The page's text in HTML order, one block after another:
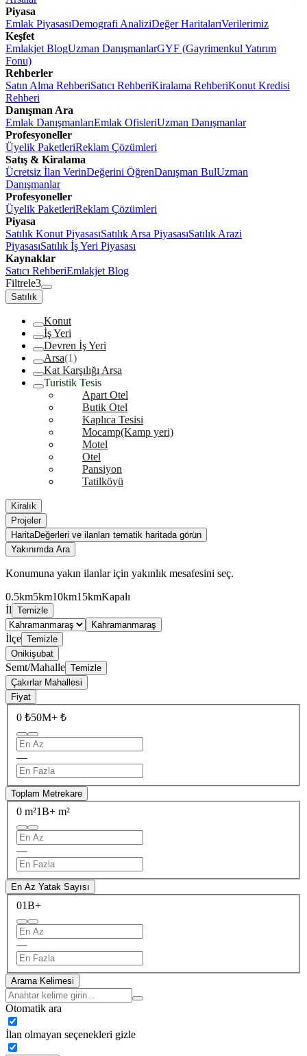
Piyasa
Emlak PiyasasıDemografi AnaliziDeğer HaritalarıVerilerimiz
Keşfet
Emlakjet BlogUzman DanışmanlarGYF (Gayrimenkul Yatırım
Fonu)
Rehberler
Satın Alma RehberiSatıcı RehberiKiralama RehberiKonut Kredisi
Rehberi
Danışman Ara
Emlak DanışmanlarıEmlak OfisleriUzman Danışmanlar
Profesyoneller
Üyelik PaketleriReklam Çözümleri
Satış & Kiralama
Ücretsiz İlan VerinDeğerini ÖğrenDanışman BulUzman
Danışmanlar
Profesyoneller
Üyelik PaketleriReklam Çözümleri
Piyasa
Satılık Konut PiyasasıSatılık Arsa PiyasasıSatılık Arazi
PiyasasıSatılık İş Yeri Piyasası
Kaynaklar
Satıcı RehberiEmlakjet Blog
Filtrele3
Satılık
Konut
İş Yeri
Devren İş Yeri
Arsa(1)
Kat Karşılığı Arsa
Turistik Tesis
Apart Otel
Butik Otel
Kaplıca Tesisi
Mocamp(Kamp yeri)
Motel
Otel
Pansiyon
Tatilköyü
Kiralık
Projeler
HaritaDeğerleri ve ilanları tematik haritada görün
Yakınımda Ara
Konumuna yakın ilanlar için yakınlık mesafesini seç.
0.5km5km10km15kmKapalı
İl Temizle
Kahramanmaraş
İlçe Temizle
Onikişubat
Semt/Mahalle Temizle
Çakırlar Mahallesi
Fiyat
0 ₺50M+ ₺
—
Toplam Metrekare
0 m²1B+ m²
—
En Az Yatak Sayısı
01B+
—
Arama Kelimesi
Otomatik ara
İlan olmayan seçenekleri gizle